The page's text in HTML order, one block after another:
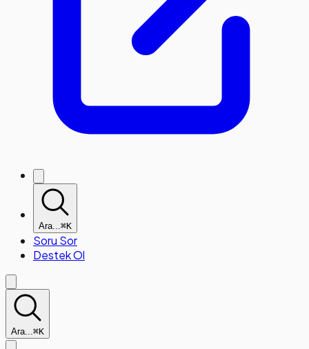
Ara...⌘K
Soru Sor
Destek Ol
Ara...⌘K